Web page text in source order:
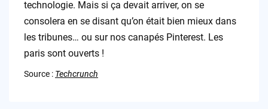
technologie. Mais si ça devait arriver, on se
consolera en se disant qu’on était bien mieux dans
les tribunes… ou sur nos canapés Pinterest. Les
paris sont ouverts !
Source : Techcrunch